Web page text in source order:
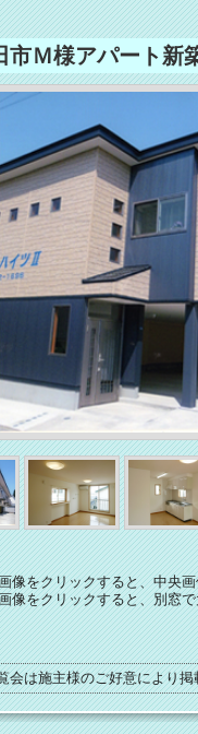
市Ｍ様アパート
像をクリックすると、中央
像をクリックすると、別窓
会は施主様のご好意により